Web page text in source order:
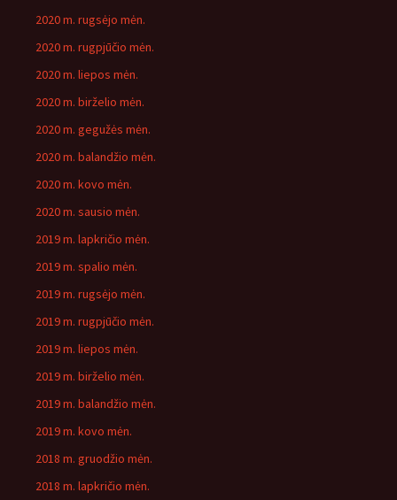
2020 m. rugsėjo mėn.
2020 m. rugpjūčio mėn.
2020 m. liepos mėn.
2020 m. birželio mėn.
2020 m. gegužės mėn.
2020 m. balandžio mėn.
2020 m. kovo mėn.
2020 m. sausio mėn.
2019 m. lapkričio mėn.
2019 m. spalio mėn.
2019 m. rugsėjo mėn.
2019 m. rugpjūčio mėn.
2019 m. liepos mėn.
2019 m. birželio mėn.
2019 m. balandžio mėn.
2019 m. kovo mėn.
2018 m. gruodžio mėn.
2018 m. lapkričio mėn.